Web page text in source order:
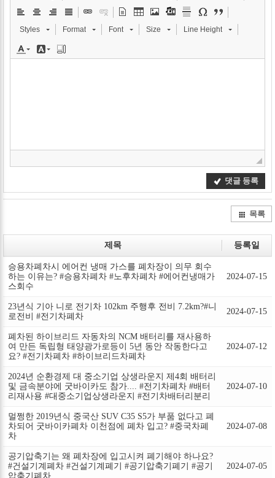
Styles Format Font Size Line Height
댓글 등록
목록
제목 등록일
승용차폐차시 에어컨 냉매 가스를 폐차장이 의무 회수
하는 이유는? #승용차폐차 #노후차폐차 #에어컨냉매가
스회수
2024-07-15
23년식 기아 니로 전기차 102km 주행후 전비 7.2km?#니
로전비 #전기차폐차
2024-07-15
폐차된 하이브리드 자동차의 NCM 배터리를 재사용하
여 만든 독립형 태양광가로등이 5년 동안 작동한다고
요? #전기차폐차 #하이브리드차폐차
2024-07-12
2024년 순환경제 대 중소기업 상생라운지 제4회 배터리
및 금속분야에 굿바이카도 참가.... #전기차폐차 #배터
리재사용 #대중소기업상생라운지 #전기차배터리분리
2024-07-10
멀쩡한 2019년식 중국산 SUV C35 S5가 부품 없다고 폐
차되어 굿바이카폐차 이천점에 폐차 입고? #중국차폐
차
2024-07-08
공기압축기는 왜 폐차장에 입고시켜 폐기해야 하나요?
#건설기계폐차 #건설기계폐기 #공기압축기폐기 #공기
압축기폐차
2024-07-05